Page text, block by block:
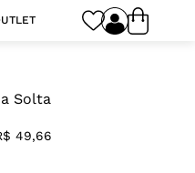
Solta
49,66